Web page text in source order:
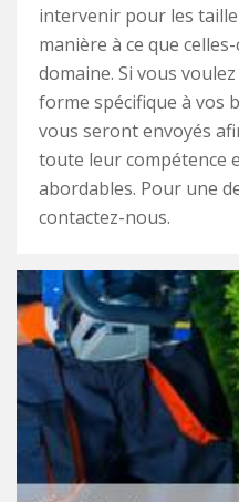
intervenir pour les
manière à ce que
domaine. Si vous
forme spécifique à vos
vous seront envoyés
toute leur compétence
abordables. Pour une
contactez-nous.